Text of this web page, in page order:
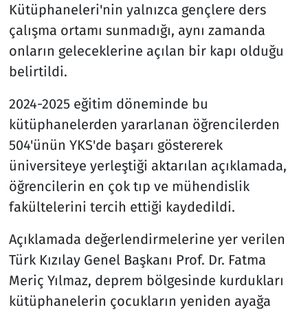
Kütüphaneleri'nin yalnızca gençlere ders
çalışma ortamı sunmadığı, aynı zamanda
onların geleceklerine açılan bir kapı olduğu
belirtildi.
2024-2025 eğitim döneminde bu
kütüphanelerden yararlanan öğrencilerden
504'ünün YKS'de başarı göstererek
üniversiteye yerleştiği aktarılan açıklamada,
öğrencilerin en çok tıp ve mühendislik
fakültelerini tercih ettiği kaydedildi.
Açıklamada değerlendirmelerine yer verilen
Türk Kızılay Genel Başkanı Prof. Dr. Fatma
Meriç Yılmaz, deprem bölgesinde kurdukları
kütüphanelerin çocukların yeniden ayağa
Teknoloji ve Bilim
Televizyon